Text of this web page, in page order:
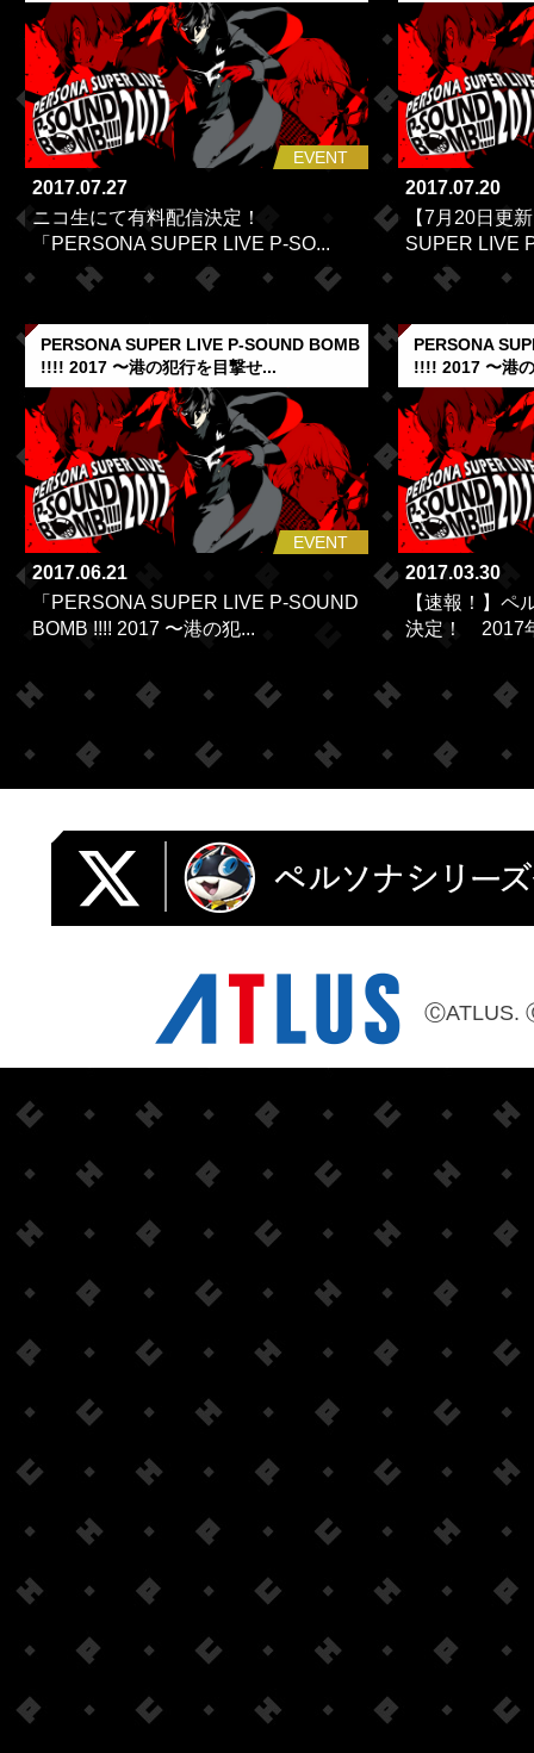
EVENT
2017.07.27
ニコ生にて有料配信決定！
「PERSONA SUPER LIVE P-SO...
2017.07.20
【7月20日更
SUPER LIVE
PERSONA SUPER LIVE P-SOUND BOMB
!!!! 2017 〜港の犯行を目撃せ...
EVENT
2017.06.21
「PERSONA SUPER LIVE P-SOUND
BOMB !!!! 2017 〜港の犯...
PERSONA
!!!! 2017 〜港
2017.03.30
【速報！】ペ
決定！ 2017
ⒸATLUS.